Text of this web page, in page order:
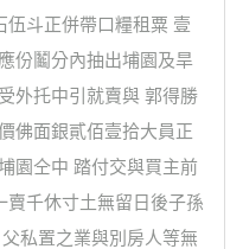
伍斗正併帶口糧租粟 壹
份鬮分內抽出埔園及旱
外托中引就賣與 郭得勝
佛面銀貳佰壹拾大員正
園仝中 踏付交與買主前
賣千休寸土無留日後子孫
私置之業與別房人等無